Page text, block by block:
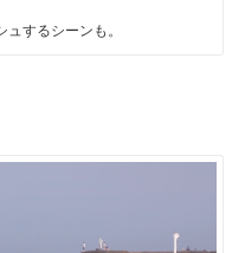
するシーンも。